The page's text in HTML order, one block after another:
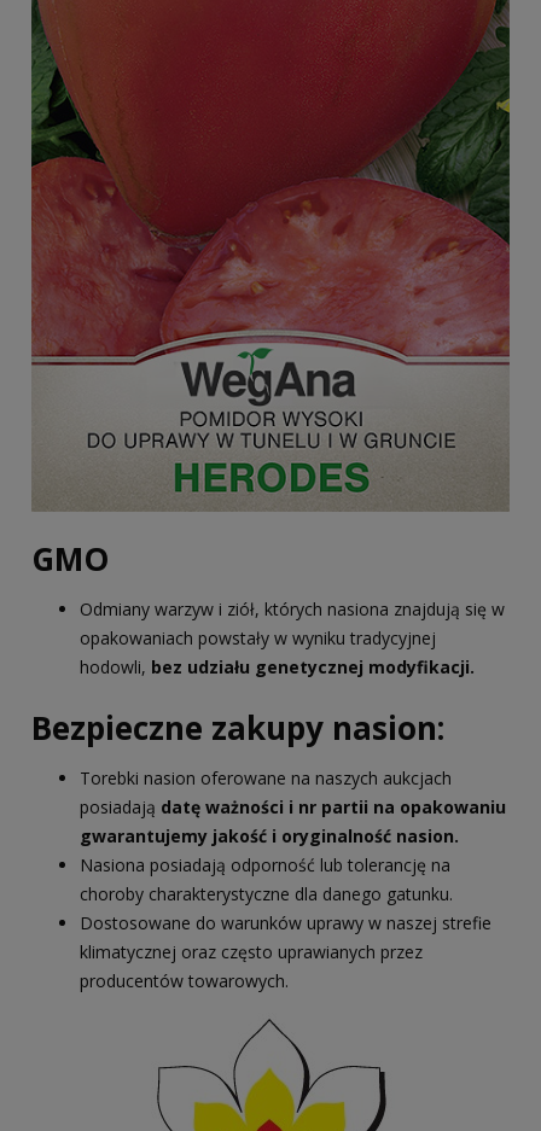
GMO
Odmiany warzyw i ziół, których nasiona znajdują się w
opakowaniach powstały w wyniku tradycyjnej
hodowli, bez udziału genetycznej modyfikacji.
Bezpieczne zakupy nasion:
Torebki nasion oferowane na naszych aukcjach
posiadają datę ważności i nr partii na opakowaniu
gwarantujemy jakość i oryginalność nasion.
Nasiona posiadają odporność lub tolerancję na
choroby charakterystyczne dla danego gatunku.
Dostosowane do warunków uprawy w naszej strefie
klimatycznej oraz często uprawianych przez
producentów towarowych.